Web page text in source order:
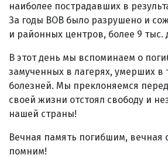
наиболее пострадавших в
За годы ВОВ было разрушено и
и районных центров, более 9 тыс.
В этот день мы вспоминаем о
замученных в лагерях, умерших в
болезней. Мы преклоняемся
своей жизни отстоял свободу и
нашей страны!
Вечная память погибшим,
помним!